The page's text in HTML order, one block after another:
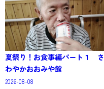
夏祭り！お食事編パート１ さ
わやかおおみや館
2026-08-08